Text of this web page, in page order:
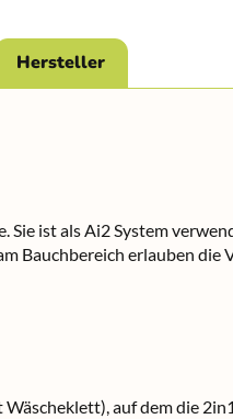
Hersteller
ist als Ai2 System
Bauchbereich erlauben die
auf dem die